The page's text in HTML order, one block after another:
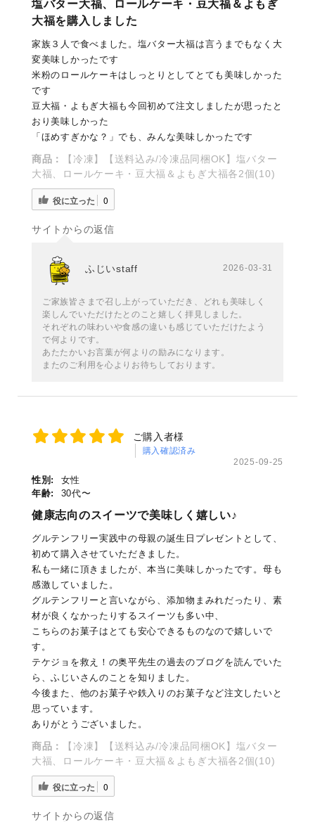
塩バター大福、ロールケーキ・豆大福＆よもぎ
大福を購入しました
家族３人で食べました。塩バター大福は言うまでもなく大
変美味しかったです
米粉のロールケーキはしっとりとしてとても美味しかった
です
豆大福・よもぎ大福も今回初めて注文しましたが思ったと
おり美味しかった
「ほめすぎかな？」でも、みんな美味しかったです
商品：
【冷凍】【送料込み/冷凍品同梱OK】塩バター
大福、ロールケーキ・豆大福＆よもぎ大福各2個(10)
役に立った 0
サイトからの返信
ふじいstaff 2026-03-31
ご家族皆さまで召し上がっていただき、どれも美味しく
楽しんでいただけたとのこと嬉しく拝見しました。
それぞれの味わいや食感の違いも感じていただけたよう
で何よりです。
あたたかいお言葉が何よりの励みになります。
またのご利用を心よりお待ちしております。
ご購入者様
購入確認済み
2025-09-25
性別:
女性
年齢:
30代〜
健康志向のスイーツで美味しく嬉しい♪
グルテンフリー実践中の母親の誕生日プレゼントとして、
初めて購入させていただきました。
私も一緒に頂きましたが、本当に美味しかったです。母も
感激していました。
グルテンフリーと言いながら、添加物まみれだったり、素
材が良くなかったりするスイーツも多い中、
こちらのお菓子はとても安心できるものなので嬉しいで
す。
テケジョを救え！の奥平先生の過去のブログを読んでいた
ら、ふじいさんのことを知りました。
今後また、他のお菓子や鉄入りのお菓子など注文したいと
思っています。
ありがとうございました。
商品：
【冷凍】【送料込み/冷凍品同梱OK】塩バター
大福、ロールケーキ・豆大福＆よもぎ大福各2個(10)
役に立った 0
サイトからの返信